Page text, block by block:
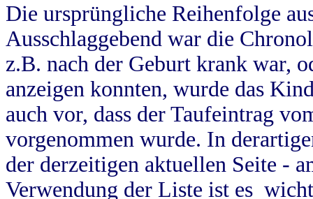
Die ursprüngliche Reihenfolge
Ausschlaggebend war die
z.B. nach der Geburt krank war,
anzeigen konnten, wurde das
auch vor, dass der Taufeintrag
vorgenommen wurde. In
der derzeitigen aktuellen Seite -
Verwendung der Liste ist es